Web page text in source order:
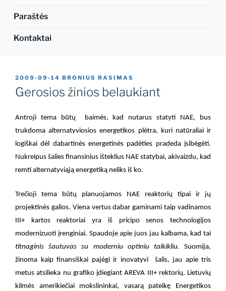
Paraštės
Kontaktai
PASKELBTA
2009-09-14 BRONIUS RASIMAS
Gerosios žinios belaukiant
Antroji tema būtų
baimės, kad nutarus statyti NAE, bus
trukdoma alternatyviosios energetikos plėtra, kuri natūraliai ir
logiškai dėl dabartinės energetinės padėties pradeda įsibėgėti.
Nukreipus šalies finansinius išteklius NAE statybai, akivaizdu, kad
remti alternatyviąją energetiką neliks iš ko.
Trečioji tema būtų planuojamos NAE reaktorių tipai ir jų
projektinės galios. Viena vertus dabar gaminami taip vadinamos
III+ kartos reaktoriai yra iš pricipo senos technologijos
modernizuoti įrenginiai. Spaudoje apie juos jau kalbama, kad tai
titnaginis šautuvas su moderniu optiniu taikikliu. Suomija,
žinoma kaip finansiškai pajėgi ir inovatyvi
šalis, jau apie tris
metus atsilieka nu grafiko įdiegiant AREVA III+ rektorių. Lietuvių
kilmės amerikiečiai mokslininkai, vasarą pateikę Energetikos